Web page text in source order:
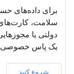
برای داده‌های
سلامت،
دولتی یا
یک پاس خصوصی
شروع کنید